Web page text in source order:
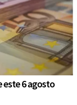
este 6 agosto